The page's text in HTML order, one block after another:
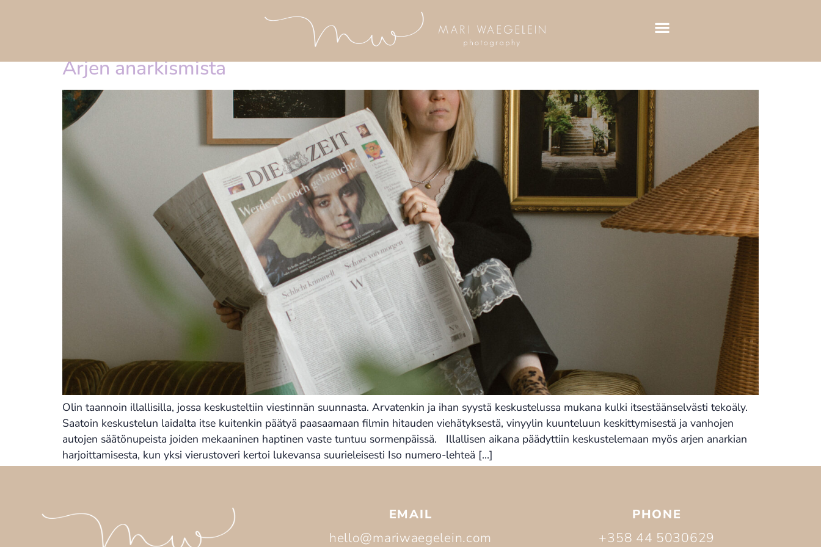
Uncategorized
Arjen anarkismista
Olin taannoin illallisilla, jossa keskusteltiin viestinnän suunnasta. Arvatenkin ja ihan syystä keskustelussa mukana kulki itsestäänselvästi tekoäly.
Saatoin keskustelun laidalta itse kuitenkin päätyä paasaamaan filmin hitauden viehätyksestä, vinyylin kuunteluun keskittymisestä ja vanhojen
autojen säätönupeista joiden mekaaninen haptinen vaste tuntuu sormenpäissä. Illallisen aikana päädyttiin keskustelemaan myös arjen anarkian
harjoittamisesta, kun yksi vierustoveri kertoi lukevansa suurieleisesti Iso numero-lehteä […]
EMAIL
hello@mariwaegelein.com
PHONE
+358 44 5030629